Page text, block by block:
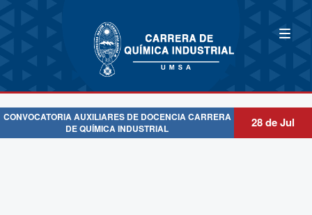
CONVOCATORIA AUXILIARES DE DOCENCIA CARRERA
DE QUÍMICA INDUSTRIAL
28 de Jul